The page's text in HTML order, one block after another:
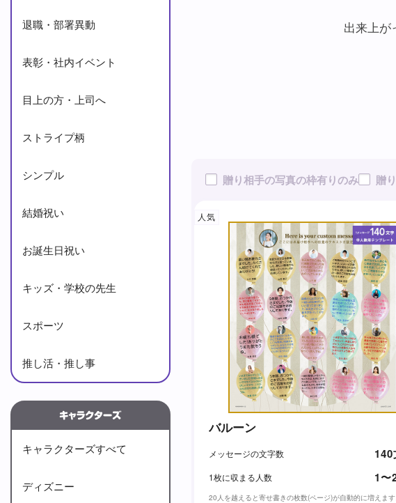
退職・部署異動
表彰・社内イベント
目上の方・上司へ
ストライプ柄
シンプル
結婚祝い
お誕生日祝い
キッズ・学校の先生
スポーツ
推し活・推し事
キャラクターズすべて
ディズニー
出来上が
贈り相手の写真の枠有りのみ 贈
人気
バルーン
メッセージの文字数 140
1枚に収まる人数 1〜
20人を越えると寄せ書きの枚数(ページ)が自動的に増えます